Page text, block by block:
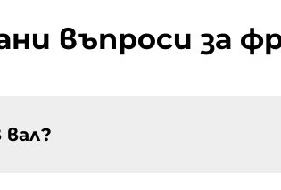
въпроси за
вал?